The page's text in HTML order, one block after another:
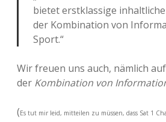
bietet erstklassige
der Kombination von
Sport.“
Wir freuen uns auch, nämlich
der Kombination von
(Es tut mir leid, mitteilen zu müssen, dass Sat 1